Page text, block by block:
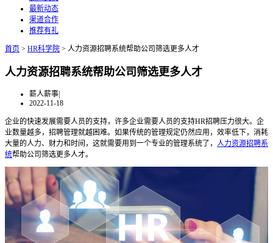
最新动态
渠道合作
推荐有礼
首页 > HR科学院 > 人力资源招聘系统帮助公司筛选更多人才
人力资源招聘系统帮助公司筛选更多人才
薪人薪事|
2022-11-18
企业的快速发展需要人员的支持，许多企业需要人员的支持HR招聘压力很大。企
业数量越多，招聘管理就越困难。如果传统的管理规定仍然应用，效率低下，消耗
大量的人力、财力和时间 ，这就需要用到一个专业的管理系统了， 人力资源招聘系
统帮助公司筛选更多人才。